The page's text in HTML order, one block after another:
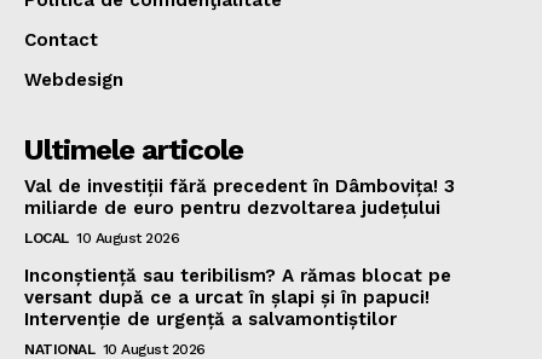
Contact
Webdesign
Ultimele articole
Val de investiții fără precedent în Dâmbovița! 3
miliarde de euro pentru dezvoltarea județului
LOCAL 10 August 2026
Inconștiență sau teribilism? A rămas blocat pe
versant după ce a urcat în șlapi și în papuci!
Intervenție de urgență a salvamontiștilor
NATIONAL 10 August 2026